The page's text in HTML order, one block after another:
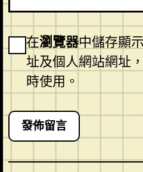
在瀏覽器中儲存顯
址及個人網站網址
時使用。